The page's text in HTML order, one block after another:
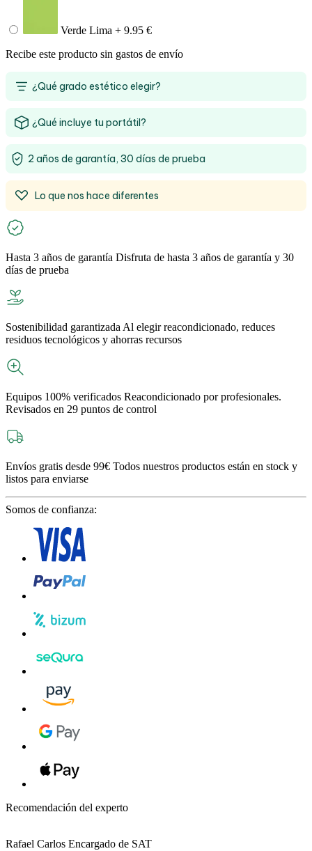
Verde Lima + 9.95 €
Recibe este producto sin gastos de envío
¿Qué grado estético elegir?
¿Qué incluye tu portátil?
2 años de garantía, 30 días de prueba
Lo que nos hace diferentes
Hasta 3 años de garantía Disfruta de hasta 3 años de garantía y 30
días de prueba
Sostenibilidad garantizadaAl elegir reacondicionado, reduces
residuos tecnológicos y ahorras recursos
Equipos 100% verificados Reacondicionado por profesionales.
Revisados en 29 puntos de control
Envíos gratis desde 99€ Todos nuestros productos están en stock y
listos para enviarse
Somos de confianza:
Recomendación del experto
Rafael Carlos Encargado de SAT